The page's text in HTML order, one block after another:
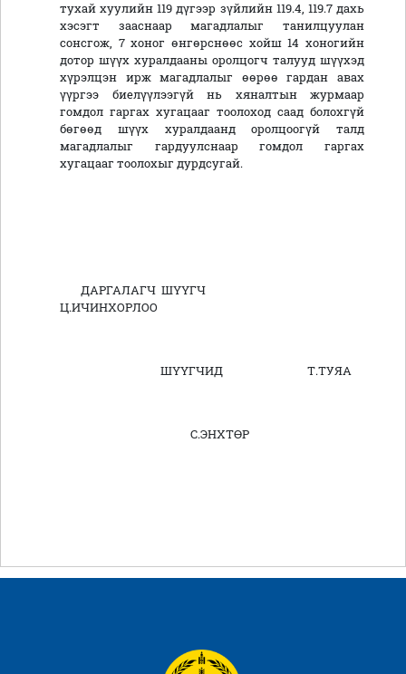
тухай хуулийн 119 дүгээр зүйлийн 119.4, 119.7 дахь
хэсэгт зааснаар магадлалыг танилцуулан
сонсгож, 7 хоног өнгөрснөөс хойш 14 хоногийн
дотор шүүх хуралдааны оролцогч талууд шүүхэд
хүрэлцэн ирж магадлалыг өөрөө гардан авах
үүргээ биелүүлээгүй нь хяналтын журмаар
гомдол гаргах хугацааг тоолоход саад болохгүй
бөгөөд шүүх хуралдаанд оролцоогүй талд
магадлалыг гардуулснаар гомдол гаргах
хугацааг тоолохыг дурдсугай.
ДАРГАЛАГЧ ШҮҮГЧ
Ц.ИЧИНХОРЛОО
ШҮҮГЧИД Т.ТУЯА
С.ЭНХТӨР